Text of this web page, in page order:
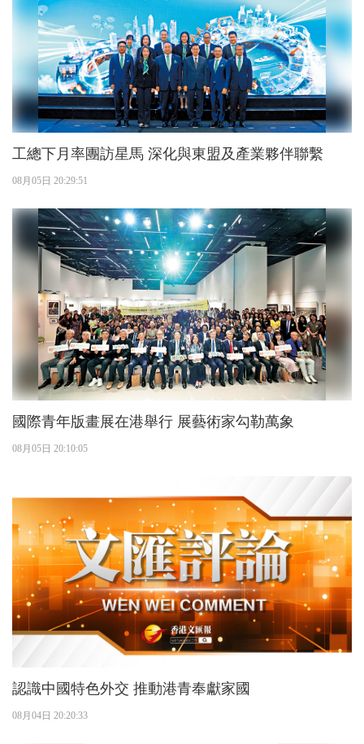
工總下月率團訪星馬 深化與東盟及產業夥伴聯繫
08月05日 20:29:51
國際青年版畫展在港舉行 展藝術家勾勒萬象
08月05日 20:10:05
認識中國特色外交 推動港青奉獻家國
08月04日 20:20:33